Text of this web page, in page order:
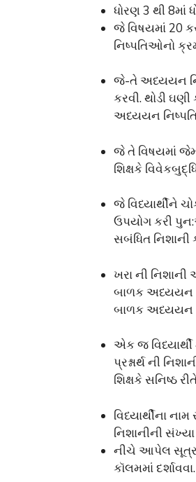
ધોરણ 3 થી
જે વિષયમાં 20
નિષ્પતિઓનો
જે-તે અધ્યયન
કરવી. થોડી
અધ્યયન નિષ્પતિ
જે તે વિષયમાં
શિક્ષકે
જે વિધ્યાર્થીને
ઉપયોગ કરી
સબંધિત નિશાની
ખરા ની નિશાની
બાળક અધ્યયન
બાળક અધ્યયન
એક જ
પ્રશ્નાર્થ ની
શિક્ષકે સનિષ્ઠ
વિધ્યાર્થીના
નિશાનીની
નીચે આપેલ
કૉલમમાં દર્શાવવા.